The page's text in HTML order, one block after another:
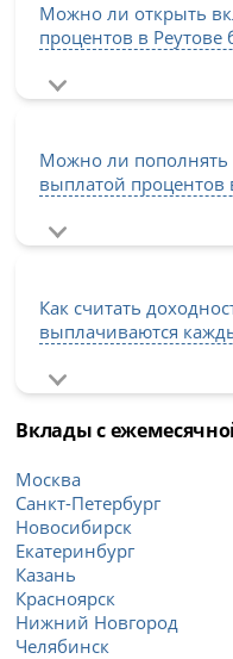
Можно ли открыть
процентов в Реутове
Можно ли пополнять
выплатой процентов
Как считать
выплачиваются
Вклады с
Москва
Санкт-Петербург
Новосибирск
Екатеринбург
Казань
Красноярск
Нижний Новгород
Челябинск